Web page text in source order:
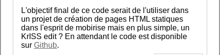
L'objectif final de ce code serait de l'utiliser dans
un projet de création de pages HTML statiques
dans l'esprit de mobirise mais en plus simple, un
KrISS edit ? En attendant le code est disponible
sur Github.